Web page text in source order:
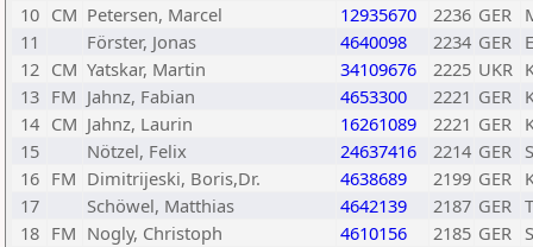
10 CM Petersen, Marcel 12935670 2236 GER
11
Förster, Jonas 4640098 2234 GER
12 CM Yatskar, Martin 34109676 2225 UKR
13 FM Jahnz, Fabian 4653300 2221 GER
14 CM Jahnz, Laurin 16261089 2221 GER
15
Nötzel, Felix 24637416 2214 GER
16 FM Dimitrijeski, Boris,Dr. 4638689 2199 GER
17
Schöwel, Matthias 4642139 2187 GER
18 FM Nogly, Christoph 4610156 2185 GER